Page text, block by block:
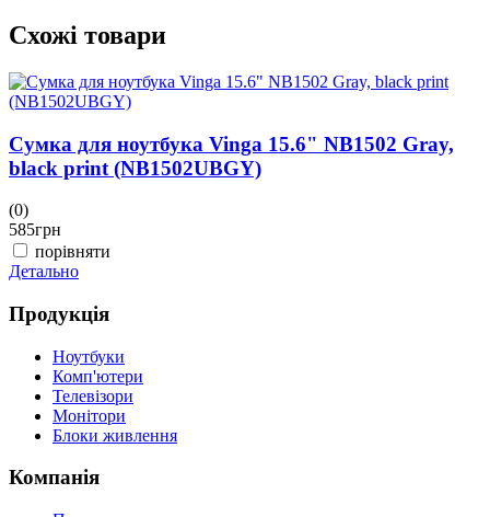
Схожі товари
Сумка для ноутбука Vinga 15.6" NB1502 Gray,
black print (NB1502UBGY)
(0)
585грн
порівняти
Детально
Продукція
Ноутбуки
Комп'ютери
Телевізори
Монітори
Блоки живлення
Компанія